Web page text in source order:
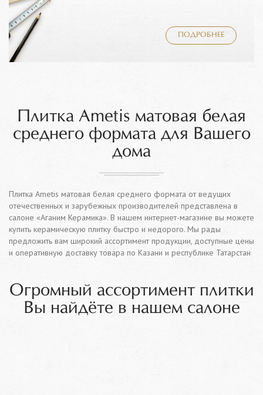
ПОДРОБНЕЕ
Плитка Ametis матовая белая
среднего формата для Вашего
дома
Плитка Ametis матовая белая среднего формата от ведущих
отечественных и зарубежных производителей представлена в
салоне «Аганим Керамика». В нашем интернет-магазине вы можете
купить керамическую плитку быстро и недорого. Мы рады
предложить вам широкий ассортимент продукции, доступные цены
и оперативную доставку товара по Казани и республике Татарстан
Огромный ассортимент плитки
Вы найдёте в нашем салоне